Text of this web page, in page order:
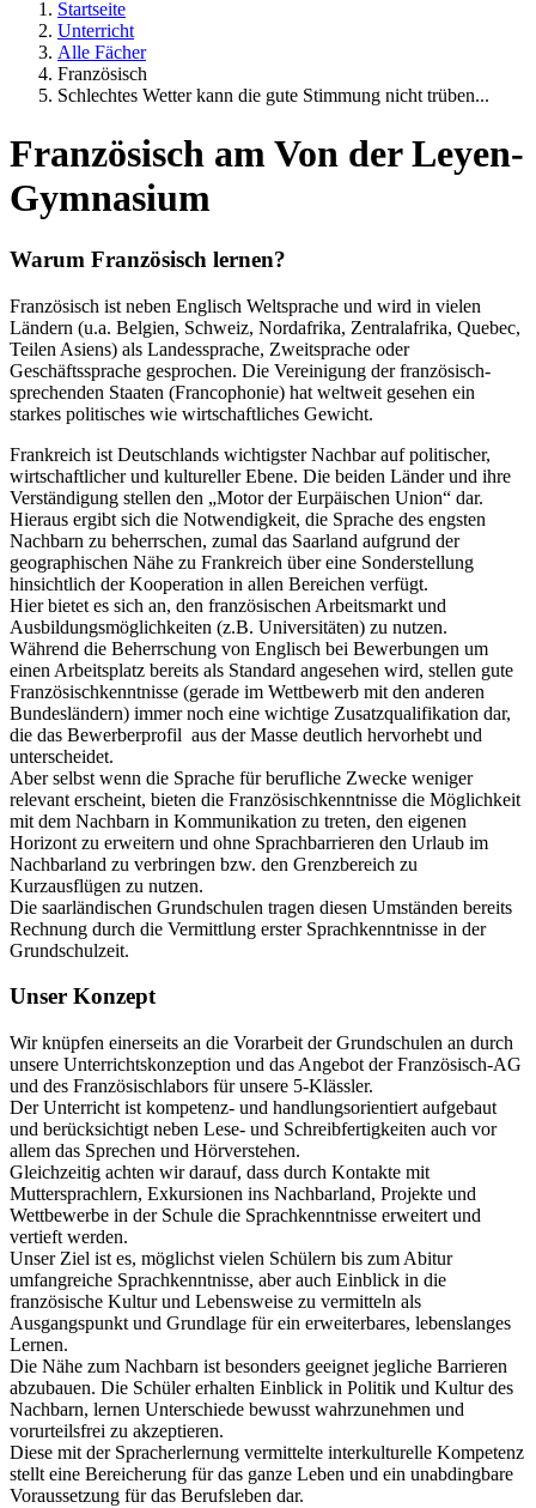
Startseite
Unterricht
Alle Fächer
Französisch
Schlechtes Wetter kann die gute Stimmung nicht trüben...
Französisch am Von der Leyen-
Gymnasium
Warum Französisch lernen?
Französisch ist neben Englisch Weltsprache und wird in vielen
Ländern (u.a. Belgien, Schweiz, Nordafrika, Zentralafrika, Quebec,
Teilen Asiens) als Landessprache, Zweitsprache oder
Geschäftssprache gesprochen. Die Vereinigung der französisch-
sprechenden Staaten (Francophonie) hat weltweit gesehen ein
starkes politisches wie wirtschaftliches Gewicht.
Frankreich ist Deutschlands wichtigster Nachbar auf politischer,
wirtschaftlicher und kultureller Ebene. Die beiden Länder und ihre
Verständigung stellen den „Motor der Eurpäischen Union“ dar.
Hieraus ergibt sich die Notwendigkeit, die Sprache des engsten
Nachbarn zu beherrschen, zumal das Saarland aufgrund der
geographischen Nähe zu Frankreich über eine Sonderstellung
hinsichtlich der Kooperation in allen Bereichen verfügt.
Hier bietet es sich an, den französischen Arbeitsmarkt und
Ausbildungsmöglichkeiten (z.B. Universitäten) zu nutzen.
Während die Beherrschung von Englisch bei Bewerbungen um
einen Arbeitsplatz bereits als Standard angesehen wird, stellen gute
Französischkenntnisse (gerade im Wettbewerb mit den anderen
Bundesländern) immer noch eine wichtige Zusatzqualifikation dar,
die das Bewerberprofil aus der Masse deutlich hervorhebt und
unterscheidet.
Aber selbst wenn die Sprache für berufliche Zwecke weniger
relevant erscheint, bieten die Französischkenntnisse die Möglichkeit
mit dem Nachbarn in Kommunikation zu treten, den eigenen
Horizont zu erweitern und ohne Sprachbarrieren den Urlaub im
Nachbarland zu verbringen bzw. den Grenzbereich zu
Kurzausflügen zu nutzen.
Die saarländischen Grundschulen tragen diesen Umständen bereits
Rechnung durch die Vermittlung erster Sprachkenntnisse in der
Grundschulzeit.
Unser Konzept
Wir knüpfen einerseits an die Vorarbeit der Grundschulen an durch
unsere Unterrichtskonzeption und das Angebot der Französisch-AG
und des Französischlabors für unsere 5-Klässler.
Der Unterricht ist kompetenz- und handlungsorientiert aufgebaut
und berücksichtigt neben Lese- und Schreibfertigkeiten auch vor
allem das Sprechen und Hörverstehen.
Gleichzeitig achten wir darauf, dass durch Kontakte mit
Muttersprachlern, Exkursionen ins Nachbarland, Projekte und
Wettbewerbe in der Schule die Sprachkenntnisse erweitert und
vertieft werden.
Unser Ziel ist es, möglichst vielen Schülern bis zum Abitur
umfangreiche Sprachkenntnisse, aber auch Einblick in die
französische Kultur und Lebensweise zu vermitteln als
Ausgangspunkt und Grundlage für ein erweiterbares, lebenslanges
Lernen.
Die Nähe zum Nachbarn ist besonders geeignet jegliche Barrieren
abzubauen. Die Schüler erhalten Einblick in Politik und Kultur des
Nachbarn, lernen Unterschiede bewusst wahrzunehmen und
vorurteilsfrei zu akzeptieren.
Diese mit der Spracherlernung vermittelte interkulturelle Kompetenz
stellt eine Bereicherung für das ganze Leben und ein unabdingbare
Voraussetzung für das Berufsleben dar.